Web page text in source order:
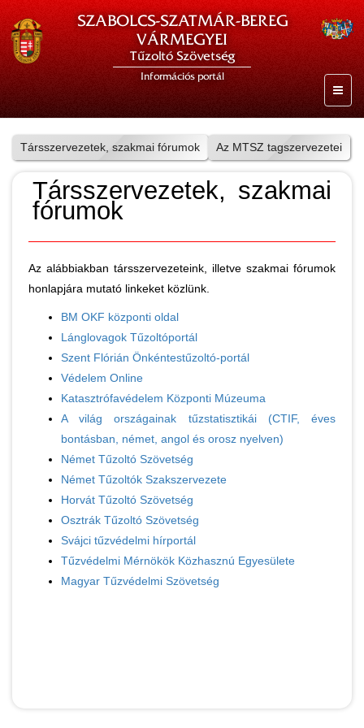
SZABOLCS-SZATMÁR-BEREG
VÁRMEGYEI
Tűzoltó Szövetség
Információs portál
Társszervezetek, szakmai fórumok Az MTSZ tagszervezetei
Társszervezetek, szakmai
fórumok
Az alábbiakban társszervezeteink, illetve szakmai fórumok
honlapjára mutató linkeket közlünk.
BM OKF központi oldal
Lánglovagok Tűzoltóportál
Szent Flórián Önkéntestűzoltó-portál
Védelem Online
Katasztrófavédelem Központi Múzeuma
A világ országainak tűzstatisztikái (CTIF, éves
bontásban, német, angol és orosz nyelven)
Német Tűzoltó Szövetség
Német Tűzoltók Szakszervezete
Horvát Tűzoltó Szövetség
Osztrák Tűzoltó Szövetség
Svájci tűzvédelmi hírportál
Tűzvédelmi Mérnökök Közhasznú Egyesülete
Magyar Tűzvédelmi Szövetség